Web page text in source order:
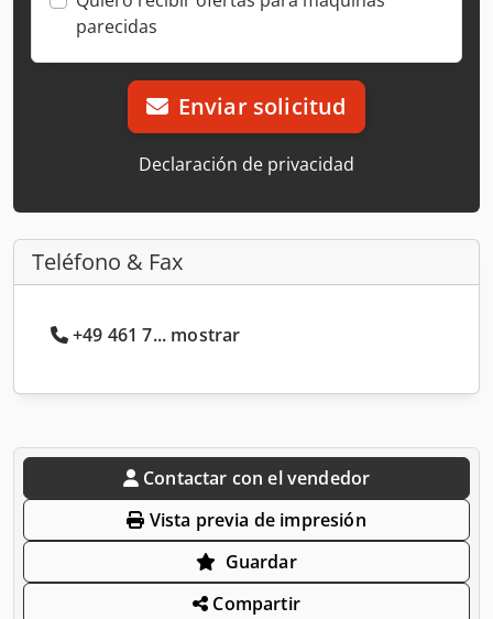
parecidas
Enviar solicitud
Declaración de privacidad
Teléfono & Fax
+49 461 7... mostrar
Contactar con el vendedor
Vista previa de impresión
Guardar
Compartir